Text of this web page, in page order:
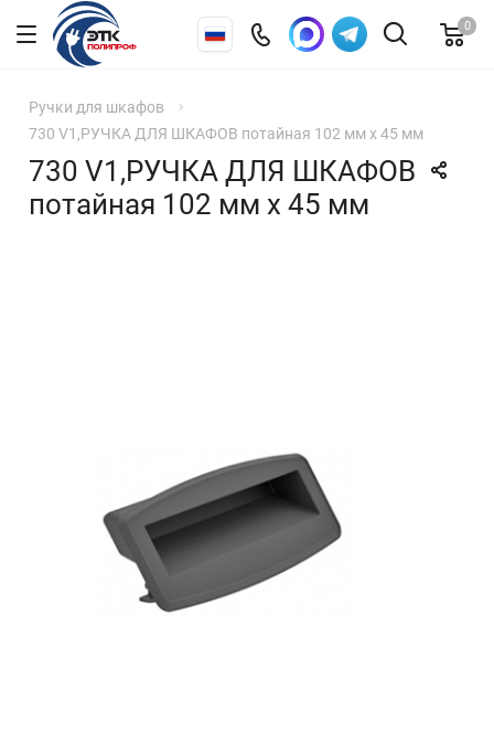
0
Ручки для шкафов
730 V1,РУЧКА ДЛЯ ШКАФОВ потайная 102 мм х 45 мм
730 V1,РУЧКА ДЛЯ ШКАФОВ
потайная 102 мм х 45 мм